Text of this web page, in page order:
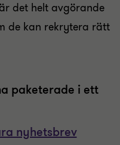
det helt avgörande
de kan rekrytera rätt
paketerade i ett
nyhetsbrev